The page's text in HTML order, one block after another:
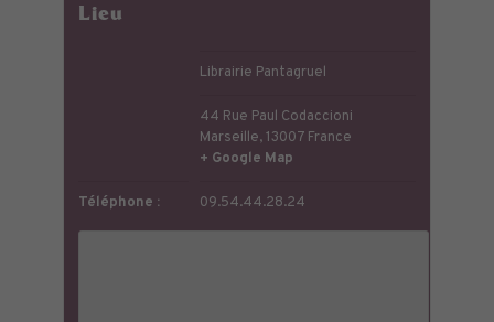
Lieu
Librairie Pantagruel
44 Rue Paul Codaccioni
Marseille,13007 France
+ Google Map
Téléphone : 09.54.44.28.24